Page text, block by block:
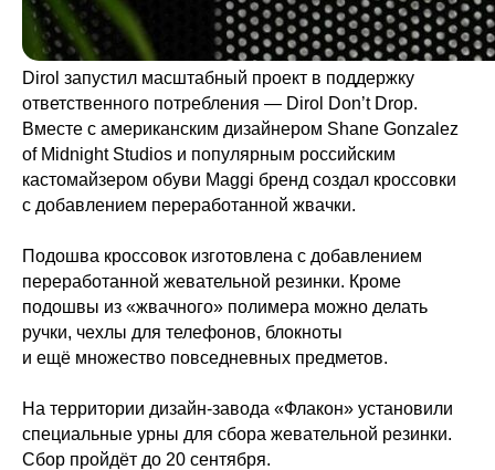
Dirol запустил масштабный проект в поддержку
ответственного потребления — Dirol Don’t Drop.
Вместе с американским дизайнером Shane Gonzalez
of Midnight Studios и популярным российским
кастомайзером обуви Maggi бренд создал кроссовки
с добавлением переработанной жвачки.
Подошва кроссовок изготовлена с добавлением
переработанной жевательной резинки. Кроме
подошвы из «жвачного» полимера можно делать
ручки, чехлы для телефонов, блокноты
и ещё множество повседневных предметов.
На территории дизайн-завода «Флакон» установили
специальные урны для сбора жевательной резинки.
Сбор пройдёт до 20 сентября.